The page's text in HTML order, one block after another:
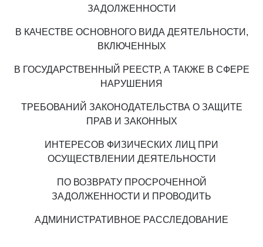
ЗАДОЛЖЕННОСТИ
В КАЧЕСТВЕ ОСНОВНОГО ВИДА ДЕЯТЕЛЬНОСТИ,
ВКЛЮЧЕННЫХ
В ГОСУДАРСТВЕННЫЙ РЕЕСТР, А ТАКЖЕ В СФЕРЕ
НАРУШЕНИЯ
ТРЕБОВАНИЙ ЗАКОНОДАТЕЛЬСТВА О ЗАЩИТЕ
ПРАВ И ЗАКОННЫХ
ИНТЕРЕСОВ ФИЗИЧЕСКИХ ЛИЦ ПРИ
ОСУЩЕСТВЛЕНИИ ДЕЯТЕЛЬНОСТИ
ПО ВОЗВРАТУ ПРОСРОЧЕННОЙ
ЗАДОЛЖЕННОСТИ И ПРОВОДИТЬ
АДМИНИСТРАТИВНОЕ РАССЛЕДОВАНИЕ